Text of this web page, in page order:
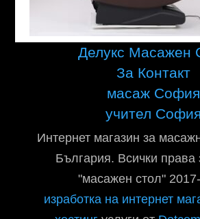
Делукс Масажен
За Контакт
масаж София
учител София
Интернет магазин за
България. Всички права
"масажен стол"
изработка на интернет